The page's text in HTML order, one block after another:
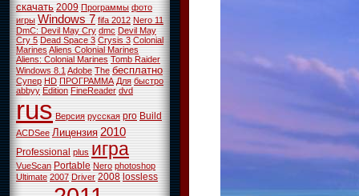
скачать 2009 Программы фото
игры Windows 7 fifa 2012 Nero 11
DmC: Devil May Cry dmc Devil May
Cry 5 Dead Space 3 Crysis 3 Colonial
MarinesAliens Colonial Marines
Aliens: Colonial Marines Tomb Raider
Windows 8.1Adobe The бесплатно
Супер HD ПРОГРАММА Для быстро
abbyy Edition FineReader dvd
rus Версия русская pro Build
ACDSee Лицензия 2010
Professional plus игра
VueScan Portable Nero photoshop
Ultimate 2007 Driver 2008 lossless